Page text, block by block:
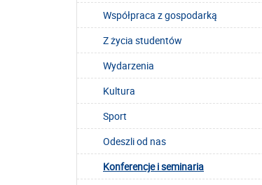
Współpraca z gospodarką
Z życia studentów
Wydarzenia
Kultura
Sport
Odeszli od nas
Konferencje i seminaria